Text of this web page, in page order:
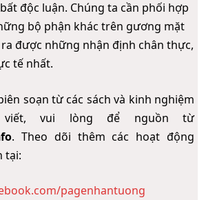
độc luận. Chúng ta cần phối hợp
bộ phận khác trên gương mặt
được những nhận định chân thực,
tế nhất.
soạn từ các sách và kinh nghiệm
viết, vui lòng để nguồn từ
. Theo dõi thêm các hoạt động
tại:
pagenhantuong